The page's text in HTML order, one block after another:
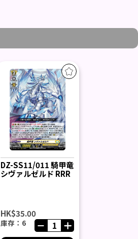
DZ-SS11/011 騎甲竜
シヴァルゼルド RRR
HK$35.00
庫存：6